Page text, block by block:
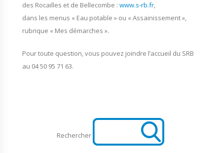
des Rocailles et de Bellecombe : www.s-rb.fr,
dans les menus « Eau potable » ou « Assainissement »,
rubrique « Mes démarches ».
Pour toute question, vous pouvez joindre l’accueil du SRB
au 04 50 95 71 63.
Rechercher